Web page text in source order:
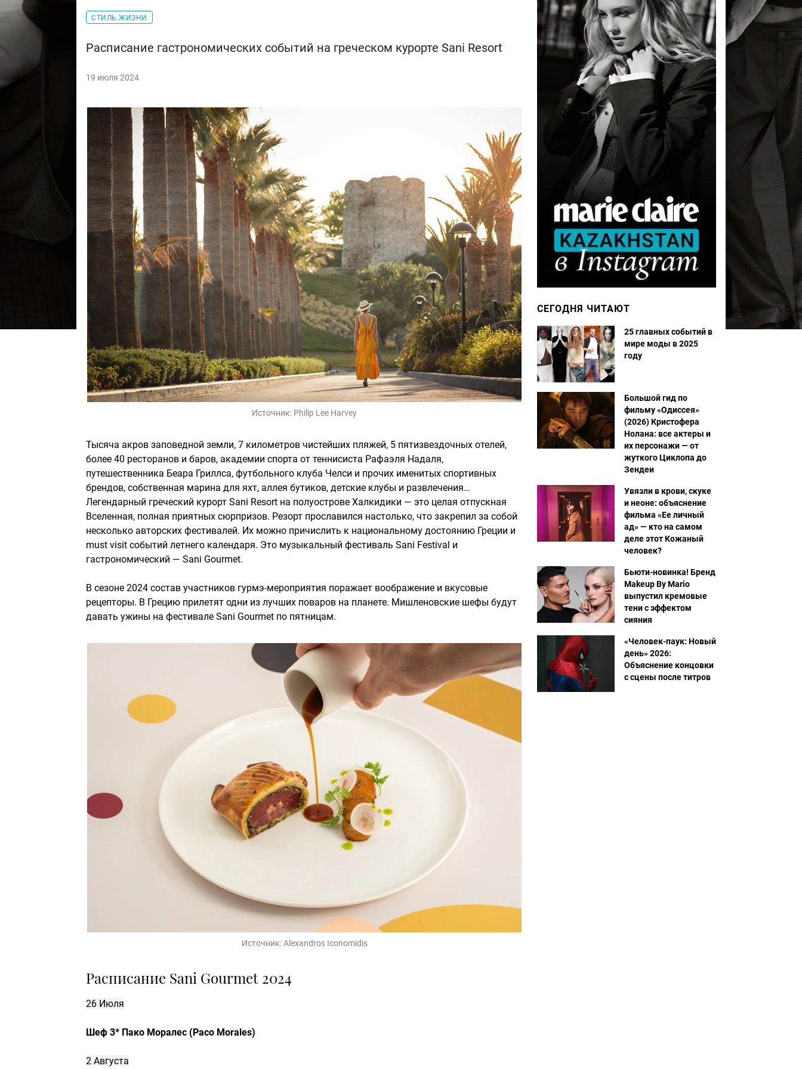
СТИЛЬ ЖИЗНИ
Расписание гастрономических событий на греческом курорте Sani Resort
19 июля 2024
Источник: Philip Lee Harvey
Тысяча акров заповедной земли, 7 километров чистейших пляжей, 5 пятизвездочных отелей,
более 40 ресторанов и баров, академии спорта от теннисиста Рафаэля Надаля,
путешественника Беара Гриллса, футбольного клуба Челси и прочих именитых спортивных
брендов, собственная марина для яхт, аллея бутиков, детские клубы и развлечения…
Легендарный греческий курорт Sani Resort на полуострове Халкидики — это целая отпускная
Вселенная, полная приятных сюрпризов. Резорт прославился настолько, что закрепил за собой
несколько авторских фестивалей. Их можно причислить к национальному достоянию Греции и
must visit событий летнего календаря. Это музыкальный фестиваль Sani Festival и
гастрономический — Sani Gourmet.
В сезоне 2024 состав участников гурмэ-мероприятия поражает воображение и вкусовые
рецепторы. В Грецию прилетят одни из лучших поваров на планете. Мишленовские шефы будут
давать ужины на фестивале Sani Gourmet по пятницам.
Источник:Alexandros Iconomidis
Расписание Sani Gourmet 2024
26 Июля
Шеф 3* Пако Моралес (Paco Morales)
2 Августа
СЕГОДНЯ ЧИТАЮТ
25 главных событий в
мире моды в 2025
году
Большой гид по
фильму «Одиссея»
(2026) Кристофера
Нолана: все актеры и
их персонажи — от
жуткого Циклопа до
Зендеи
Увязли в крови, скуке
и неоне: объяснение
фильма «Ее личный
ад» — кто на самом
деле этот Кожаный
человек?
Бьюти-новинка! Бренд
Makeup By Mario
выпустил кремовые
тени с эффектом
сияния
«Человек-паук: Новый
день» 2026:
Объяснение концовки
с сцены после титров